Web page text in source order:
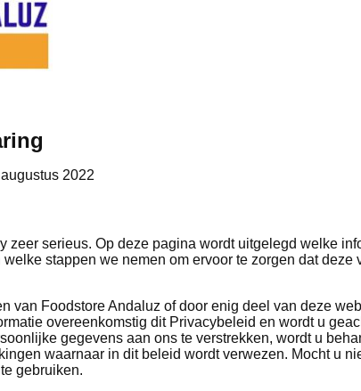
2022
zeer serieus. Op deze pagina wordt uitgelegd welke
stappen we nemen om ervoor te zorgen dat
van Foodstore Andaluz of door enig deel van deze
overeenkomstig dit Privacybeleid en wordt u
gegevens aan ons te verstrekken, wordt u
waarnaar in dit beleid wordt verwezen. Mocht u
gebruiken.